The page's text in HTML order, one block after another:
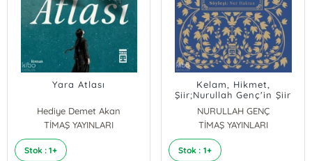
Yara Atlası
Hediye Demet Akan
TİMAŞ YAYINLARI
Stok : 1+
Kelam, Hikmet,
Şiir;Nurullah Genç'in Şiir
Dünyası
NURULLAH GENÇ
Nur Haktan
TİMAŞ YAYINLARI
Stok : 1+